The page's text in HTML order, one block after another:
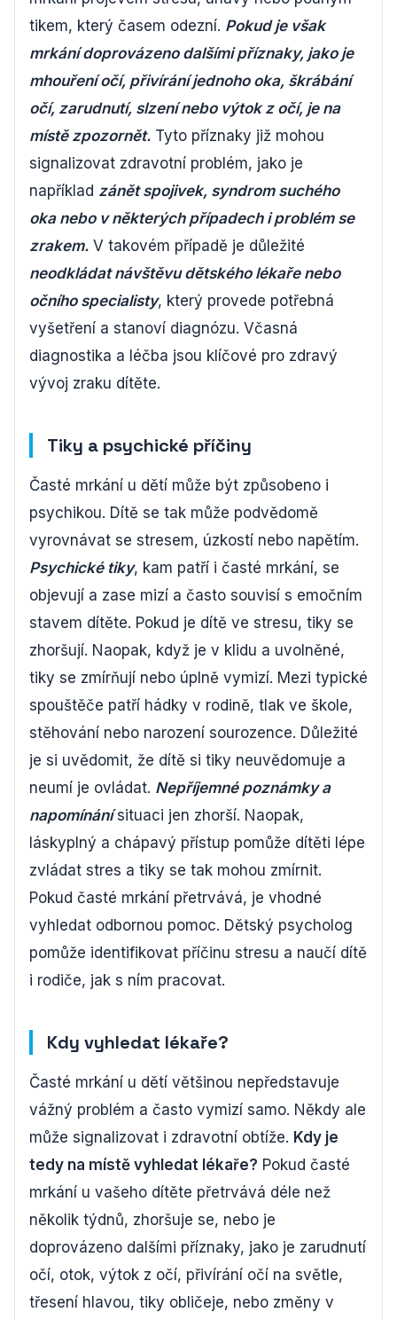
tikem, který časem odezní. Pokud je však
mrkání doprovázeno dalšími příznaky, jako je
mhouření očí, přivírání jednoho oka, škrábání
očí, zarudnutí, slzení nebo výtok z očí, je na
místě zpozornět. Tyto příznaky již mohou
signalizovat zdravotní problém, jako je
například zánět spojivek, syndrom suchého
oka nebo v některých případech i problém se
zrakem. V takovém případě je důležité
neodkládat návštěvu dětského lékaře nebo
očního specialisty, který provede potřebná
vyšetření a stanoví diagnózu. Včasná
diagnostika a léčba jsou klíčové pro zdravý
vývoj zraku dítěte.
Tiky a psychické příčiny
Časté mrkání u dětí může být způsobeno i
psychikou. Dítě se tak může podvědomě
vyrovnávat se stresem, úzkostí nebo napětím.
Psychické tiky, kam patří i časté mrkání, se
objevují a zase mizí a často souvisí s emočním
stavem dítěte. Pokud je dítě ve stresu, tiky se
zhoršují. Naopak, když je v klidu a uvolněné,
tiky se zmírňují nebo úplně vymizí. Mezi typické
spouštěče patří hádky v rodině, tlak ve škole,
stěhování nebo narození sourozence. Důležité
je si uvědomit, že dítě si tiky neuvědomuje a
neumí je ovládat. Nepříjemné poznámky a
napomínánísituaci jen zhorší. Naopak,
láskyplný a chápavý přístup pomůže dítěti lépe
zvládat stres a tiky se tak mohou zmírnit.
Pokud časté mrkání přetrvává, je vhodné
vyhledat odbornou pomoc. Dětský psycholog
pomůže identifikovat příčinu stresu a naučí dítě
i rodiče, jak s ním pracovat.
Kdy vyhledat lékaře?
Časté mrkání u dětí většinou nepředstavuje
vážný problém a často vymizí samo. Někdy ale
může signalizovat i zdravotní obtíže. Kdy je
tedy na místě vyhledat lékaře? Pokud časté
mrkání u vašeho dítěte přetrvává déle než
několik týdnů, zhoršuje se, nebo je
doprovázeno dalšími příznaky, jako je zarudnutí
očí, otok, výtok z očí, přivírání očí na světle,
třesení hlavou, tiky obličeje, nebo změny v